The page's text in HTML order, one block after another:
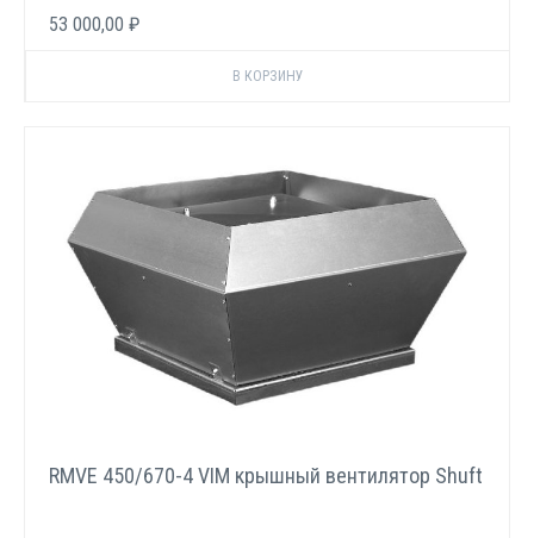
53 000,00 ₽
RMVE 450/670-4 VIM крышный вентилятор Shuft